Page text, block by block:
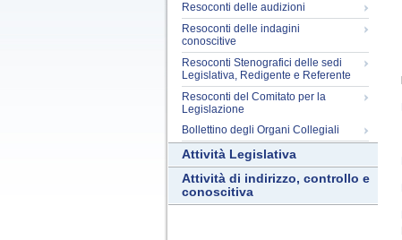
Resoconti delle audizioni
Resoconti delle indagini
conoscitive
Resoconti Stenografici delle sedi
Legislativa, Redigente e Referente
Resoconti del Comitato per la
Legislazione
Bollettino degli Organi Collegiali
Attività Legislativa
Attività di indirizzo, controllo e
conoscitiva